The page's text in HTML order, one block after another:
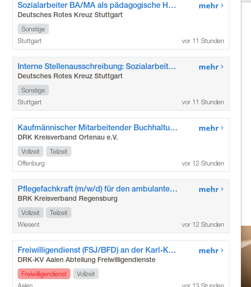
Sozialarbeiter BA/MA als pädagogische Hausleitung
Deutsches Rotes Kreuz Stuttgart
Sonstige
Stuttgart
mehr
vor 11 Stunden
Interne Stellenausschreibung: Sozialarbeiter BA/MA als pädagogische Hausleitung
Deutsches Rotes Kreuz Stuttgart
Sonstige
Stuttgart
mehr
vor 11 Stunden
Kaufmännischer Mitarbeitender Buchhaltung (m/w/d)
DRK Kreisverband Ortenau e.V.
Vollzeit
Teilzeit
Offenburg
mehr
vor 12 Stunden
Pflegefachkraft (m/w/d) für den ambulanten Pflegedienst Wiesent
BRK Kreisverband Regensburg
Vollzeit
Teilzeit
Wiesent
mehr
vor 12 Stunden
Freiwilligendienst (FSJ/BFD) an der Karl-Kessler-Schule der Stadt Aalen
DRK-KV Aalen Abteilung Freiwilligendienste
Freiwilligendienst
Vollzeit
mehr